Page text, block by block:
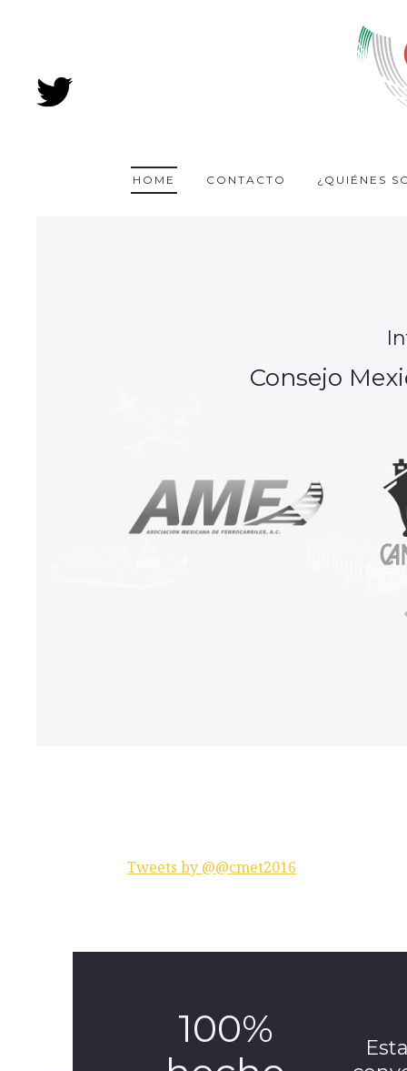
HOME CONTACTO ¿QUIÉNES
Consejo
Tweets by @@cmet2016
100%